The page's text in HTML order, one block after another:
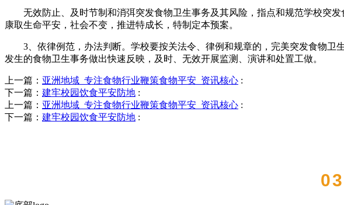
无效防止、及时节制和消弭突发食物卫生事务及其风险，指点和规范学校突发
康取生命平安，社会不变，推进特成长，特制定本预案。
3、依律例范，办法判断。学校要按关法令、律例和规章的，完美突发食物卫
发生的食物卫生事务做出快速反映，及时、无效开展监测、演讲和处置工做。
上一篇： 亚洲地域_专注食物行业鞭策食物平安_资讯核心 :
下一篇： 建牢校园饮食平安防地 :
上一篇： 亚洲地域_专注食物行业鞭策食物平安_资讯核心 :
下一篇： 建牢校园饮食平安防地 :